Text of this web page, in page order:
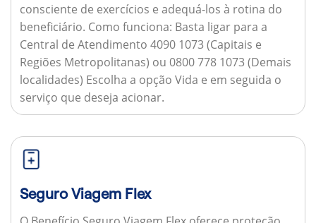
consciente de exercícios e adequá-los à rotina do
beneficiário. Como funciona: Basta ligar para a
Central de Atendimento 4090 1073 (Capitais e
Regiões Metropolitanas) ou 0800 778 1073 (Demais
localidades) Escolha a opção Vida e em seguida o
serviço que deseja acionar.
Seguro Viagem Flex